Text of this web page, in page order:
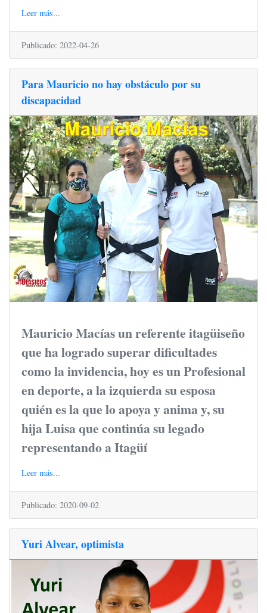
Leer más...
Publicado: 2022-04-26
Para Mauricio no hay obstáculo por su
discapacidad
Mauricio Macías un referente itagüiseño
que ha logrado superar dificultades
como la invidencia, hoy es un Profesional
en deporte, a la izquierda su esposa
quién es la que lo apoya y anima y, su
hija Luisa que continúa su legado
representando a Itagüí
Leer más...
Publicado: 2020-09-02
Yuri Alvear, optimista